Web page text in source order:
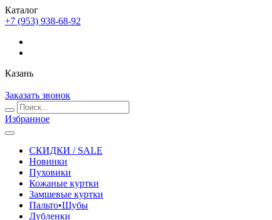
Каталог
+7 (953) 938-68-92
Казань
Заказать звонок
Избранное
СКИДКИ / SALE
Новинки
Пуховики
Кожаные куртки
Замшевые куртки
Пальто•Шубы
Дубленки